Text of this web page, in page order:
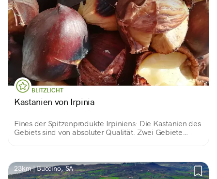
BLITZLICHT
Kastanien von Irpinia
Eines der Spitzenprodukte Irpiniens: Die Kastanien des
Gebiets sind von absoluter Qualität. Zwei Gebiete
23km | Buccino, SA